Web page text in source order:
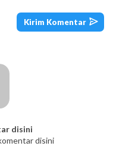
disini
disini